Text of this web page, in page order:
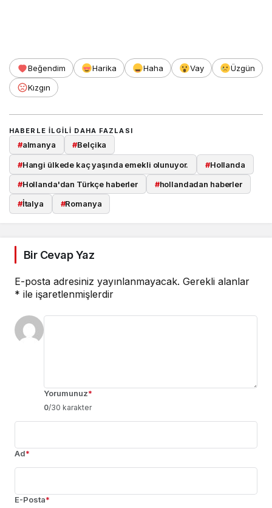
Beğendim Harika Haha Vay
Üzgün
Kızgın
HABERLE ILGILI DAHA FAZLASI
#almanya #Belçika
#Hangi ülkede kaç yaşında emekli olunuyor. #Hollanda
#Hollanda'dan Türkçe haberler #hollandadan haberler
#İtalya #Romanya
Bir Cevap Yaz
E-posta adresiniz yayınlanmayacak. Gerekli alanlar
* ile işaretlenmişlerdir
Yorumunuz*
0/30 karakter
Ad*
E-Posta*